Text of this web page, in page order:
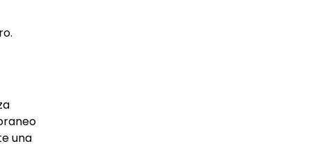
una